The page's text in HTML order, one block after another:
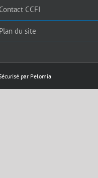
Contact CCFI
Plan du site
par Pelomia